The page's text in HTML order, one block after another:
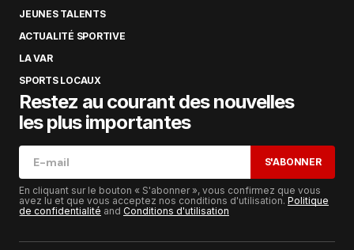
JEUNES TALENTS
ACTUALITÉ SPORTIVE
LA VAR
SPORTS LOCAUX
Restez au courant des nouvelles
les plus importantes
S'ABONNER
En cliquant sur le bouton « S'abonner », vous confirmez que vous
avez lu et que vous acceptez nos conditions d'utilisation. Politique
de confidentialité and Conditions d'utilisation